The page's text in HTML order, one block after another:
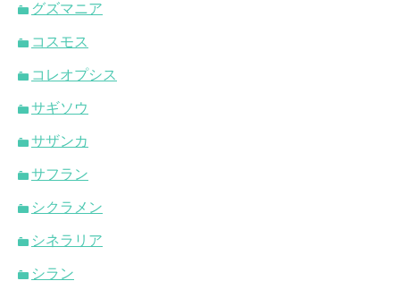
グズマニア
コスモス
コレオプシス
サギソウ
サザンカ
サフラン
シクラメン
シネラリア
シラン